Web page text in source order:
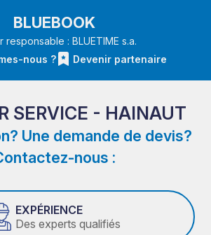
BLUEBOOK
responsable : BLUETIME s.a.
nous ?
Devenir partenaire
SERVICE - HAINAUT
Une demande de devis?
nous :
EXPÉRIENCE
Des experts qualifiés